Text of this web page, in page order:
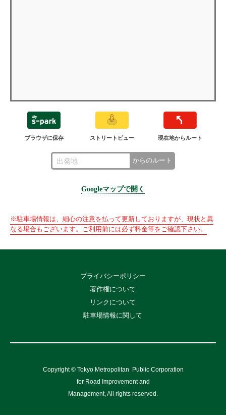
ブラウザに保存 ストリートビュー 現在地からルート
からのルート
Googleマップで開く
※駐車場情報は、細心の注意を払って更新しておりますが、現状と異
なる場合もございます。ご利用前には必ず料金等をご確認下さい。
プライバシーポリシー
著作権について
リンクについて
駐車場情報に関して
Copyright © Tokyo Metropolitan
Public Corporation
for Road Improvement and
Management, All rights reserved.